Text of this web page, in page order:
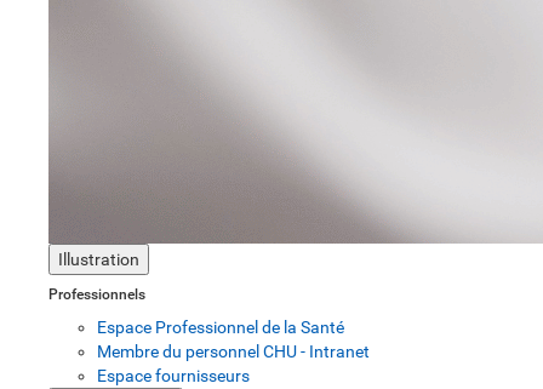
Illustration
Professionnels
Espace Professionnel de la Santé
Membre du personnel CHU - Intranet
Espace fournisseurs